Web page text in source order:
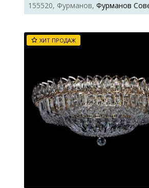
155520, Фурманов, Фурманов
ХИТ ПРОДАЖ